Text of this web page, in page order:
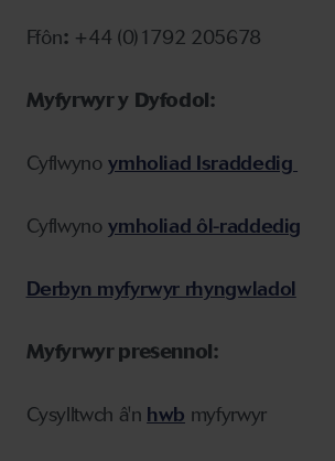
Ffôn: +44 (0)1792 205678
Myfyrwyr y Dyfodol:
Cyflwynoymholiad Israddedig
Cyflwynoymholiad ôl-raddedig
Derbyn myfyrwyr rhyngwladol
Myfyrwyr presennol:
Cysylltwch â'n hwb myfyrwyr